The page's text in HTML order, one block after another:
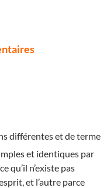
différentes et de terme
et identiques par
qu’il n’existe pas
et l’autre parce